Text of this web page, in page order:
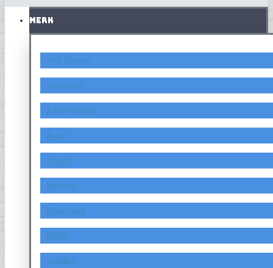
MERK
Alfa Romeo
Asahimas
Aston Martin
Audi
Austin
Bentley
Bimantara
BMW
Cadillac